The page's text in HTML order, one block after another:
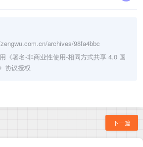
archives/98fa4bbc
《署名-非商业性使用-相同方式共享 4.0 国
协议授权
下一篇